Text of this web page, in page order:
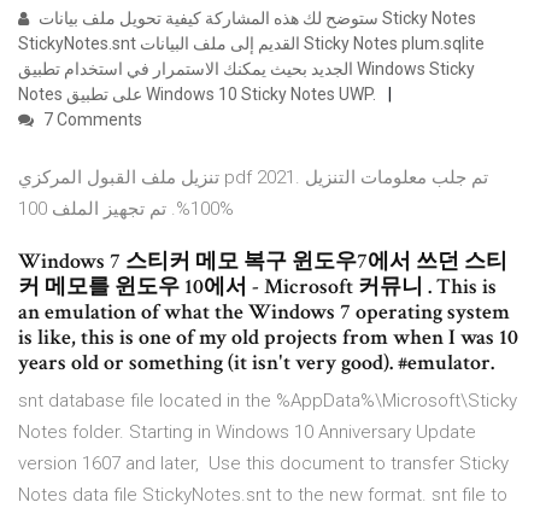
StickyNotes.snt القديم إلى ملف البيانات Sticky Notes plum.sqlite
الجديد بحيث يمكنك الاستمرار في استخدام تطبيق Windows Sticky
Notes على تطبيق Windows 10 Sticky Notes UWP.
7 Comments
تنزيل ملف القبول المركزي pdf 2021. تم جلب معلومات التنزيل
100%. تم تجهيز الملف 100%
Windows 7 스티커 메모 복구 윈도우7에서 쓰던 스티
커 메모를 윈도우 10에서 - Microsoft 커뮤니 . This is
an emulation of what the Windows 7 operating system
is like, this is one of my old projects from when I was 10
years old or something (it isn't very good). #emulator.
snt database file located in the %AppData%\Microsoft\Sticky
Notes folder. Starting in Windows 10 Anniversary Update
version 1607 and later, Use this document to transfer Sticky
Notes data file StickyNotes.snt to the new format. snt file to